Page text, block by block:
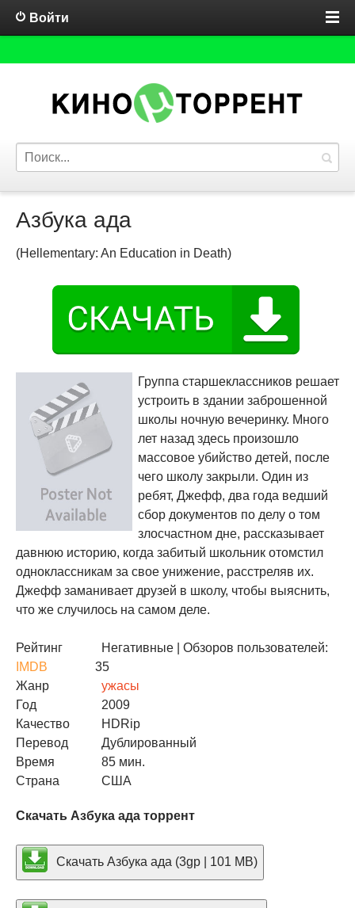
Войти
Азбука ада
(Hellementary: An Education in Death)
Группа старшеклассников решает
устроить в здании заброшенной
школы ночную вечеринку. Много
лет назад здесь произошло
массовое убийство детей, после
чего школу закрыли. Один из
ребят, Джефф, два года ведший
сбор документов по делу о том
злосчастном дне, рассказывает
давнюю историю, когда забитый школьник отомстил
одноклассникам за свое унижение, расстреляв их.
Джефф заманивает друзей в школу, чтобы выяснить,
что же случилось на самом деле.
Рейтинг
IMDB
Негативные | Обзоров пользователей:
35
Жанр
ужасы
Год
2009
Качество
HDRip
Перевод
Дублированный
Время
85 мин.
Страна
США
Скачать Азбука ада торрент
Скачать Азбука ада (3gp | 101 MB)